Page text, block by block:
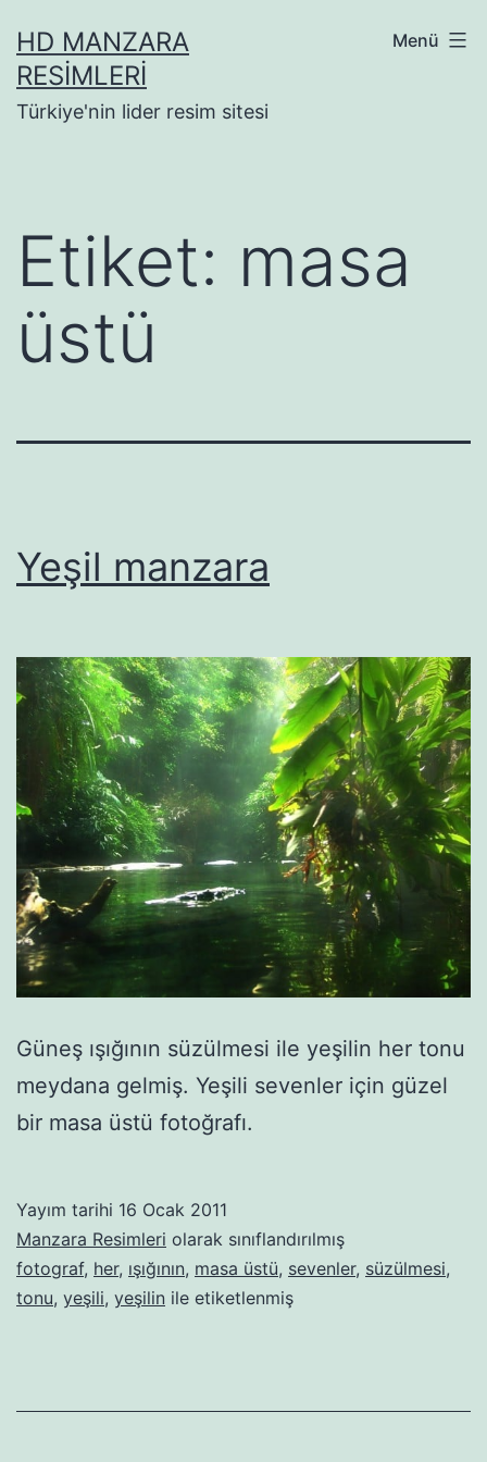
geçHD MANZARA
RESIMLERI
Türkiye'nin lider resim sitesi
Menü
Etiket: masa
üstü
Yeşil manzara
Güneş ışığının süzülmesi ile yeşilin her tonu
meydana gelmiş. Yeşili sevenler için güzel
bir masa üstü fotoğrafı.
Yayım tarihi 16 Ocak 2011
Manzara Resimleri olarak sınıflandırılmış
fotograf, her, ışığının, masa üstü, sevenler, süzülmesi,
tonu, yeşili, yeşilin ile etiketlenmiş